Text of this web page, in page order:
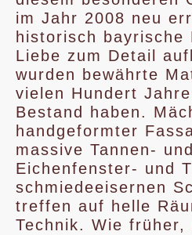
im Jahr 2008 neu
historisch bayrische
Liebe zum Detail
wurden bewährte
vielen Hundert
Bestand haben.
handgeformter
massive Tannen-
Eichenfenster- und
schmiedeeisernen
treffen auf helle
Technik. Wie früher,